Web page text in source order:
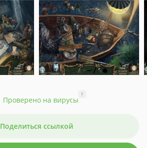
Проверено на вирусы
?
Поделиться ссылкой